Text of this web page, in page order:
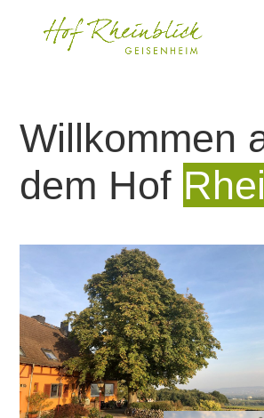
Willkommen
dem Hof